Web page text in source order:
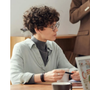
タグで探す
WRITER
ライターで探す
FEATURE
特集
MOVIE
動画
DOCUMENT
お役立ち資料